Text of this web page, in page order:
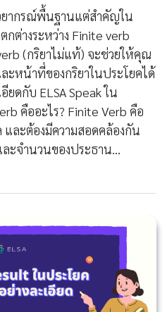
ยากรณ์พื้นฐานแต่สำคัญใน
ต่างระหว่าง Finite verb
(กริยาไม่แท้) จะช่วยให้คุณ
ะหน้าที่ของกริยาในประโยคได้
ยดกับ ELSA Speak ใน
คืออะไร? Finite Verb คือ
ละต้องมีความสอดคล้องกัน
ะจำนวนของประธาน…